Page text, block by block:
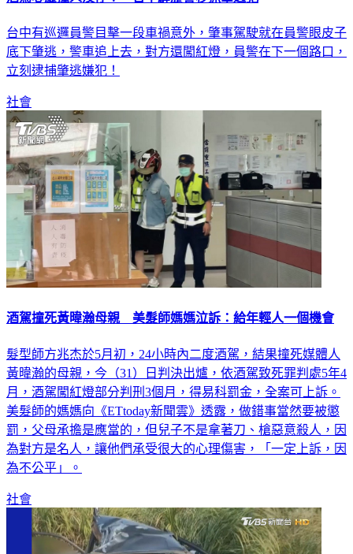
台中有巡邏員警目擊一段車禍意外，肇事駕駛就在員警眼皮子
底下肇逃，警車追上去，對方還闖紅燈，員警在下一個路口，
立刻逮捕肇逃嫌犯！
社會
酒駕撞死黃暐瀚母親 美髮師媽媽泣訴：給年輕人一個機會
髮型師方兆杰於5月初，24小時內二度酒駕，結果撞死媒體人
黃暐瀚的母親，今（31）日判決出爐，依酒駕致死罪判處5年4
月，酒駕闖紅燈部分判刑3個月，得易科罰金，全案可上訴。
美髮師的媽媽向《ETtoday新聞雲》透露，做錯事當然要被懲
罰，父母承擔是應當的，但兒子不是拿著刀、槍惡意殺人，因
為對方是名人，讓他們承受很大的心理傷害，「一定上訴，因
為不公平」。
社會